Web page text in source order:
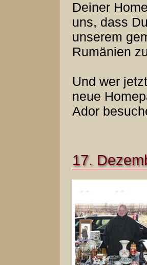
Deiner
uns, dass
unserem
Rumänien
Und wer
neue
Ador
17.